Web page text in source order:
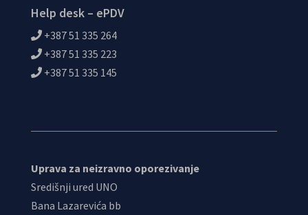
Help desk – ePDV
+387 51 335 264
+387 51 335 223
+387 51 335 145
Uprava za neizravno oporezivanje
Središnji ured UNO
Bana Lazarevića bb